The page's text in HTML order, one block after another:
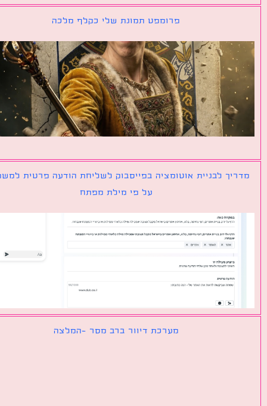
פרומפט תמונת שלי כקלף מלכה
לבניית אוטומציה בפייסבוק לשליחת הודעה פרטית למשתמש
על פי מילת מפתח
מערכת דיוור ברב מסר -המלצה